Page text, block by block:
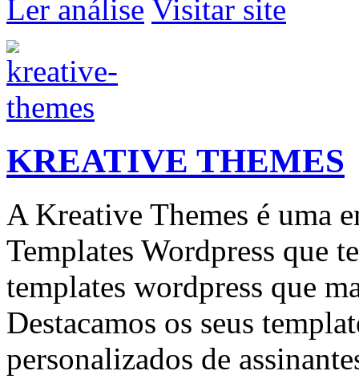
Ler análise Visitar site
KREATIVE THEMES
A Kreative Themes é uma
Templates Wordpress que
templates wordpress que
Destacamos os seus
personalizados de